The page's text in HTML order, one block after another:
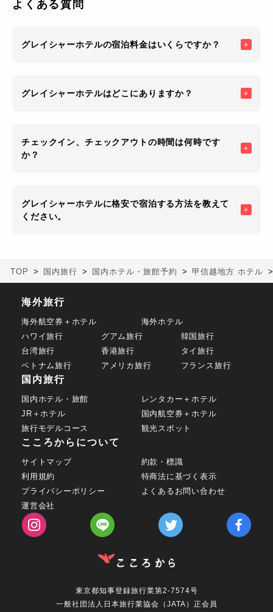
よくある質問
グレイシャーホテルの宿泊料金はいくらですか？
グレイシャーホテルはどこにありますか？
チェックイン、チェックアウトの時間は何時です
か？
グレイシャーホテルに格安で宿泊する方法を教えて
ください。
TOP 国内旅行 国内ホテル・旅館予約 甲信越地方 ホテル
海外旅行
海外航空券＋ホテル
海外ホテル
ハワイ旅行
グアム旅行
韓国旅行
台湾旅行
香港旅行
タイ旅行
ベトナム旅行
アメリカ旅行 フランス旅行
国内旅行
国内ホテル・旅館
レンタカー＋ホテル
JR＋ホテル
国内航空券＋ホテル
旅行モデルコース
観光スポット
こころからについて
サイトマップ
約款・標識
利用規約
特商法に基づく表示
プライバシーポリシー
よくあるお問い合わせ
運営会社
東京都知事登録旅行業第2-7574号
一般社団法人日本旅行業協会（JATA）正会員